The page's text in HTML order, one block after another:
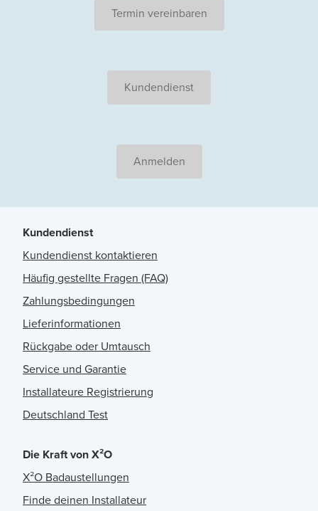
Termin vereinbaren
Kundendienst
Anmelden
Kundendienst
Kundendienst kontaktieren
Häufig gestellte Fragen (FAQ)
Zahlungsbedingungen
Lieferinformationen
Rückgabe oder Umtausch
Service und Garantie
Installateure Registrierung
Deutschland Test
Die Kraft von X²O
X²O Badaustellungen
Finde deinen Installateur